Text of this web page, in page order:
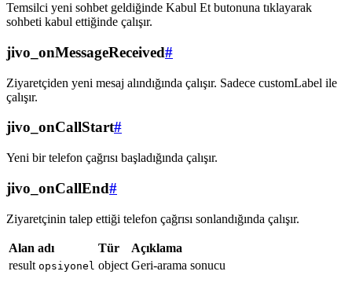
Temsilci yeni sohbet geldiğinde Kabul Et butonuna tıklayarak
sohbeti kabul ettiğinde çalışır.
jivo_onMessageReceived#
Ziyaretçiden yeni mesaj alındığında çalışır. Sadece customLabel ile
çalışır.
jivo_onCallStart#
Yeni bir telefon çağrısı başladığında çalışır.
jivo_onCallEnd#
Ziyaretçinin talep ettiği telefon çağrısı sonlandığında çalışır.
Alan adı Tür
Açıklama
result opsiyonel object Geri-arama sonucu